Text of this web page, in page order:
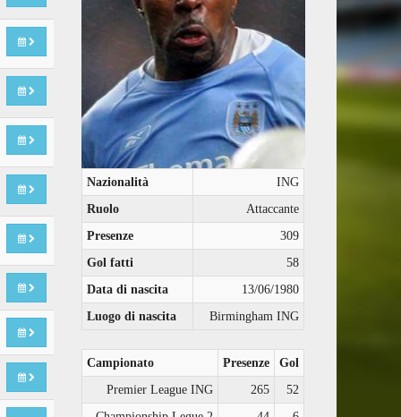
Nazionalità
ING
Ruolo
Attaccante
Presenze
309
Gol fatti
58
Data di nascita
13/06/1980
Luogo di nascita
Birmingham ING
Campionato Presenze
Gol
Premier League ING
265
52